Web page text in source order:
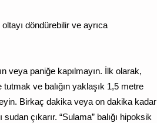
döndürebilir ve ayrıca
veya paniğe kapılmayın. İlk olarak,
ve balığın yaklaşık 1,5 metre
Birkaç dakika veya on dakika kadar
çıkarır. “Sulama” balığı hipoksik